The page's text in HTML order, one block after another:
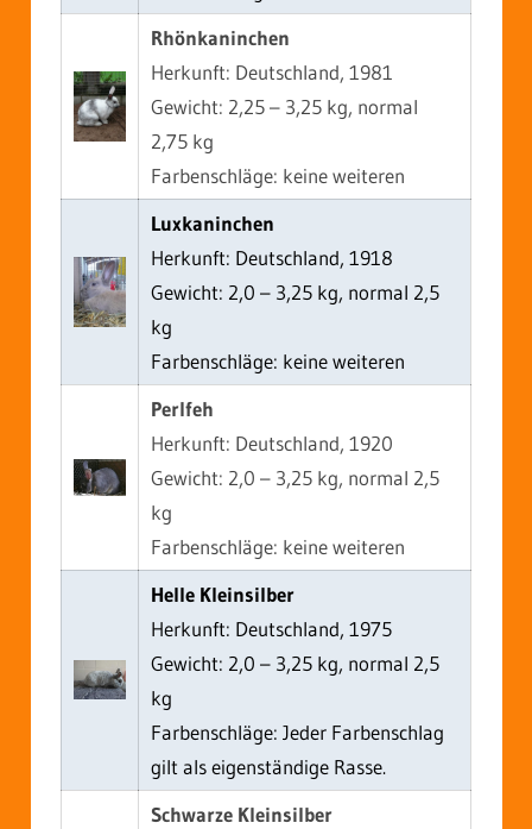
Rhönkaninchen
Herkunft: Deutschland, 1981
Gewicht: 2,25 – 3,25 kg, normal
2,75 kg
Farbenschläge: keine weiteren
Luxkaninchen
Herkunft: Deutschland, 1918
Gewicht: 2,0 – 3,25 kg, normal 2,5
kg
Farbenschläge: keine weiteren
Perlfeh
Herkunft: Deutschland, 1920
Gewicht: 2,0 – 3,25 kg, normal 2,5
kg
Farbenschläge: keine weiteren
Helle Kleinsilber
Herkunft: Deutschland, 1975
Gewicht: 2,0 – 3,25 kg, normal 2,5
kg
Farbenschläge: Jeder Farbenschlag
gilt als eigenständige Rasse.
Schwarze Kleinsilber